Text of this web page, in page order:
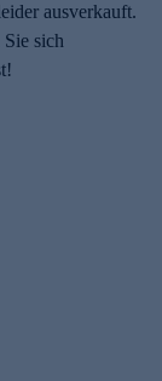
ausverkauft.
sich